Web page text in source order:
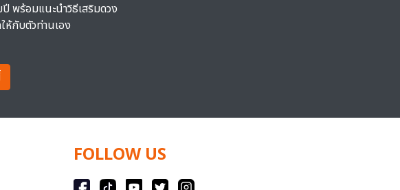
พร้อมแนะนำวิธีเสริมดวง
ห้กับตัวท่านเอง
FOLLOW US